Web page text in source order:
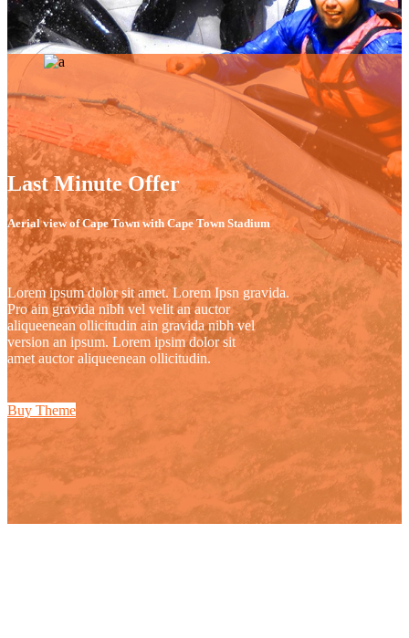
Last Minute Offer
Aerial view of Cape Town with Cape Town Stadium
Lorem ipsum dolor sit amet. Lorem Ipsn gravida.
Pro ain gravida nibh vel velit an auctor
aliqueenean ollicitudin ain gravida nibh vel
version an ipsum. Lorem ipsim dolor sit
amet auctor aliqueenean ollicitudin.
Buy Theme